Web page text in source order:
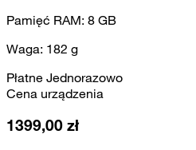
Pamięć RAM: 8 GB
Waga: 182 g
Płatne Jednorazowo
Cena urządzenia
1399,00 zł